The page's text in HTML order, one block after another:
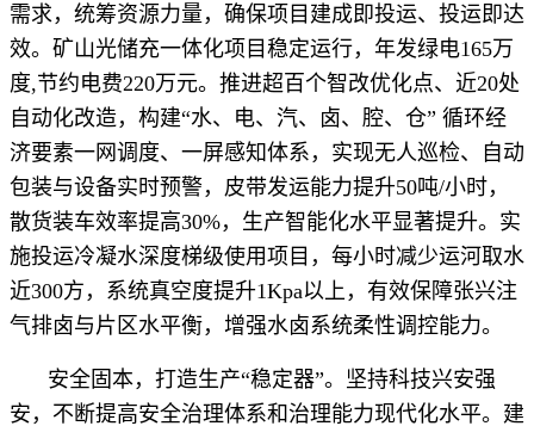
需求，统筹资源力量，确保项目建成即投运、投运即达
效。矿山光储充一体化项目稳定运行，年发绿电165万
度,节约电费220万元。推进超百个智改优化点、近20处
自动化改造，构建“水、电、汽、卤、腔、仓” 循环经
济要素一网调度、一屏感知体系，实现无人巡检、自动
包装与设备实时预警，皮带发运能力提升50吨/小时，
散货装车效率提高30%，生产智能化水平显著提升。实
施投运冷凝水深度梯级使用项目，每小时减少运河取水
近300方，系统真空度提升1Kpa以上，有效保障张兴注
气排卤与片区水平衡，增强水卤系统柔性调控能力。
安全固本，打造生产“稳定器”。坚持科技兴安强
安，不断提高安全治理体系和治理能力现代化水平。建